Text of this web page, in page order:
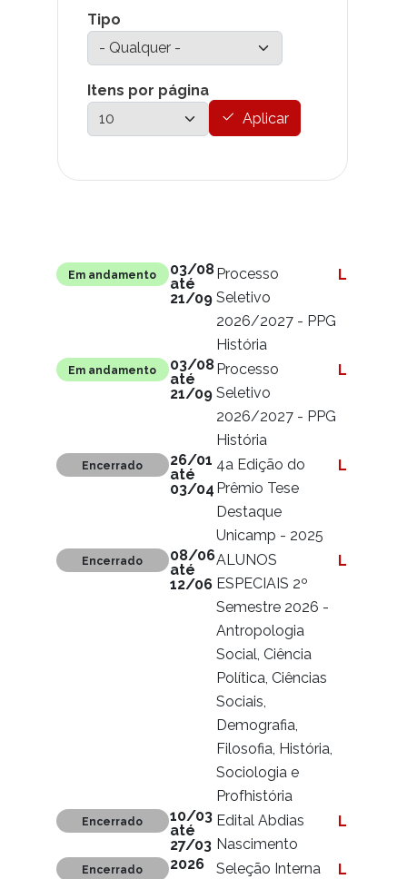
Tipo
Itens por página
Aplicar
Em andamento
03/08
até
21/09
Processo
Seletivo
2026/2027 - PPG
História
Ler mais
Em andamento
03/08
até
21/09
Processo
Seletivo
2026/2027 - PPG
História
Ler mais
Encerrado
26/01
até
03/04
4a Edição do
Prêmio Tese
Destaque
Unicamp - 2025
Ler mais
Encerrado
08/06
até
12/06
ALUNOS
ESPECIAIS 2º
Semestre 2026 -
Antropologia
Social, Ciência
Política, Ciências
Sociais,
Demografia,
Filosofia, História,
Sociologia e
Profhistória
Ler mais
Encerrado
10/03
até
27/03
Edital Abdias
Nascimento
Ler mais
Encerrado 2026
Seleção Interna
Ler mais